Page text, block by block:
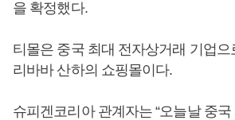
을 확정했다.
티몰은 중국 최대 전자상거래 기업
리바바 산하의 쇼핑몰이다.
슈피겐코리아 관계자는 “오늘날 중